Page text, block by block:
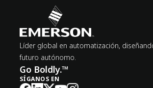
Líder global en automatización,
futuro autónomo.
Go Boldly.™
SÍGANOS EN